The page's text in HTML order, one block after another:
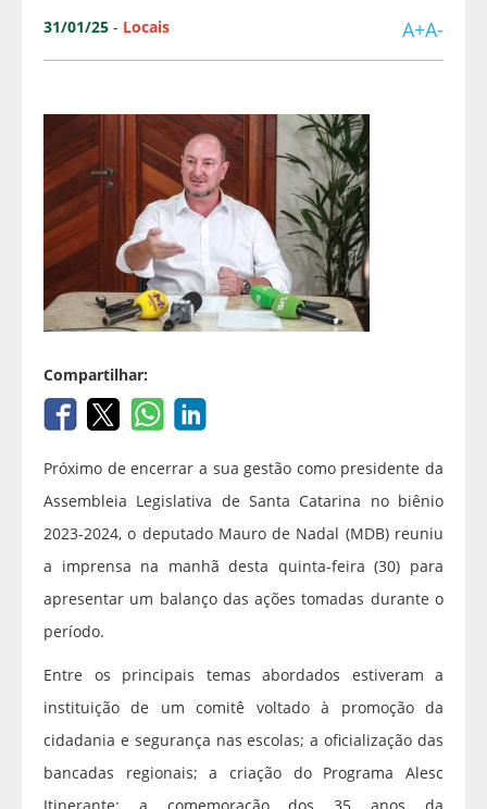
31/01/25 - Locais A+A-
Compartilhar:
Próximo de encerrar a sua gestão como presidente da
Assembleia Legislativa de Santa Catarina no biênio
2023-2024, o deputado Mauro de Nadal (MDB) reuniu
a imprensa na manhã desta quinta-feira (30) para
apresentar um balanço das ações tomadas durante o
período.
Entre os principais temas abordados estiveram a
instituição de um comitê voltado à promoção da
cidadania e segurança nas escolas; a oficialização das
bancadas regionais; a criação do Programa Alesc